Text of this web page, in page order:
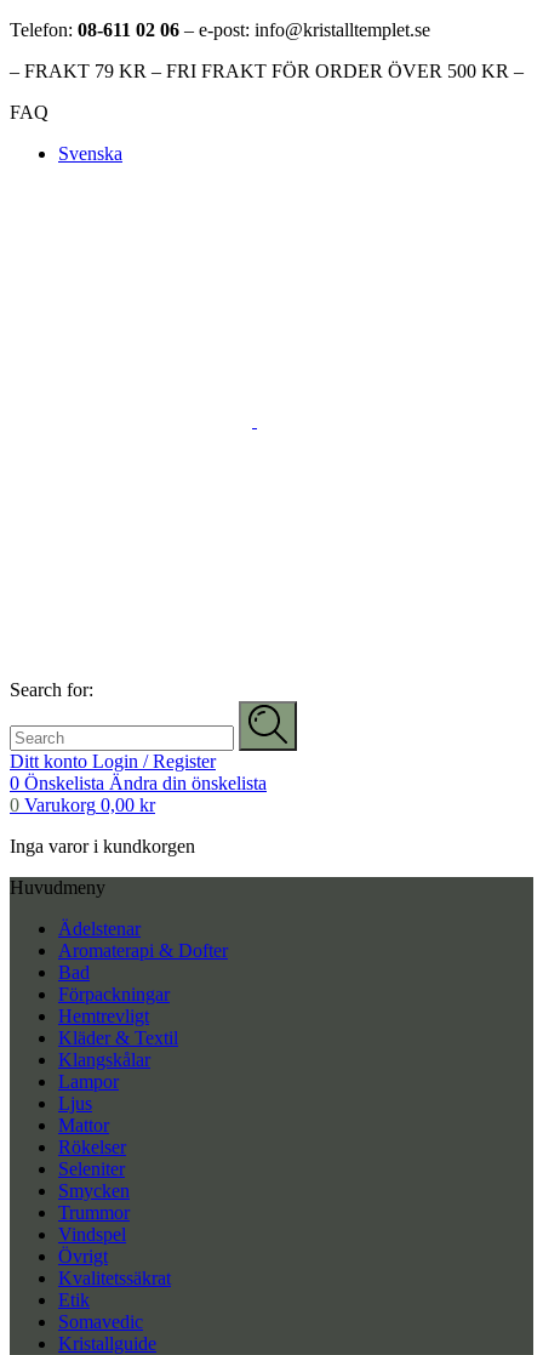
Telefon: 08-611 02 06 – e-post: info@kristalltemplet.se
– FRAKT 79 KR – FRI FRAKT FÖR ORDER ÖVER 500 KR –
FAQ
Svenska
Search for:
Ditt konto Login / Register
0 Önskelista Ändra din önskelista
0 Varukorg 0,00 kr
Inga varor i kundkorgen
Huvudmeny
Ädelstenar
Aromaterapi & Dofter
Bad
Förpackningar
Hemtrevligt
Kläder & Textil
Klangskålar
Lampor
Ljus
Mattor
Rökelser
Seleniter
Smycken
Trummor
Vindspel
Övrigt
Kvalitetssäkrat
Etik
Somavedic
Kristallguide